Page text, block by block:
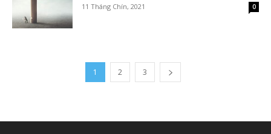
11 Tháng Chín, 2021 0
1 2 3